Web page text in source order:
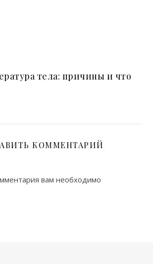
тела: причины и что
КОММЕНТАРИЙ
вам необходимо